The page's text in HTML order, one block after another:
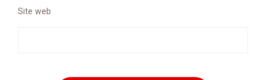
Site web